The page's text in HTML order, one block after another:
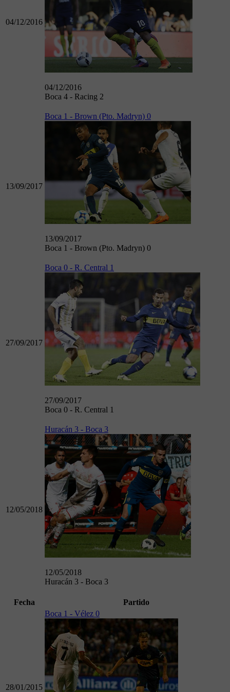
04/12/2016
04/12/2016
Boca 4 - Racing 2
13/09/2017
Boca 1 - Brown (Pto. Madryn) 0
13/09/2017
Boca 1 - Brown (Pto. Madryn) 0
27/09/2017
Boca 0 - R. Central 1
27/09/2017
Boca 0 - R. Central 1
12/05/2018
Huracán 3 - Boca 3
12/05/2018
Huracán 3 - Boca 3
Fecha Partido
28/01/2015
Boca 1 - Vélez 0